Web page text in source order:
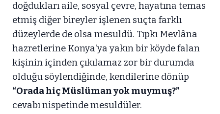
doğdukları aile, sosyal çevre, hayatına temas
etmiş diğer bireyler işlenen suçta farklı
düzeylerde de olsa mesuldü. Tıpkı Mevlâna
hazretlerine Konya'ya yakın bir köyde falan
kişinin içinden çıkılamaz zor bir durumda
olduğu söylendiğinde, kendilerine dönüp
“Orada hiç Müslüman yok muymuş?”
cevabı nispetinde mesuldüler.